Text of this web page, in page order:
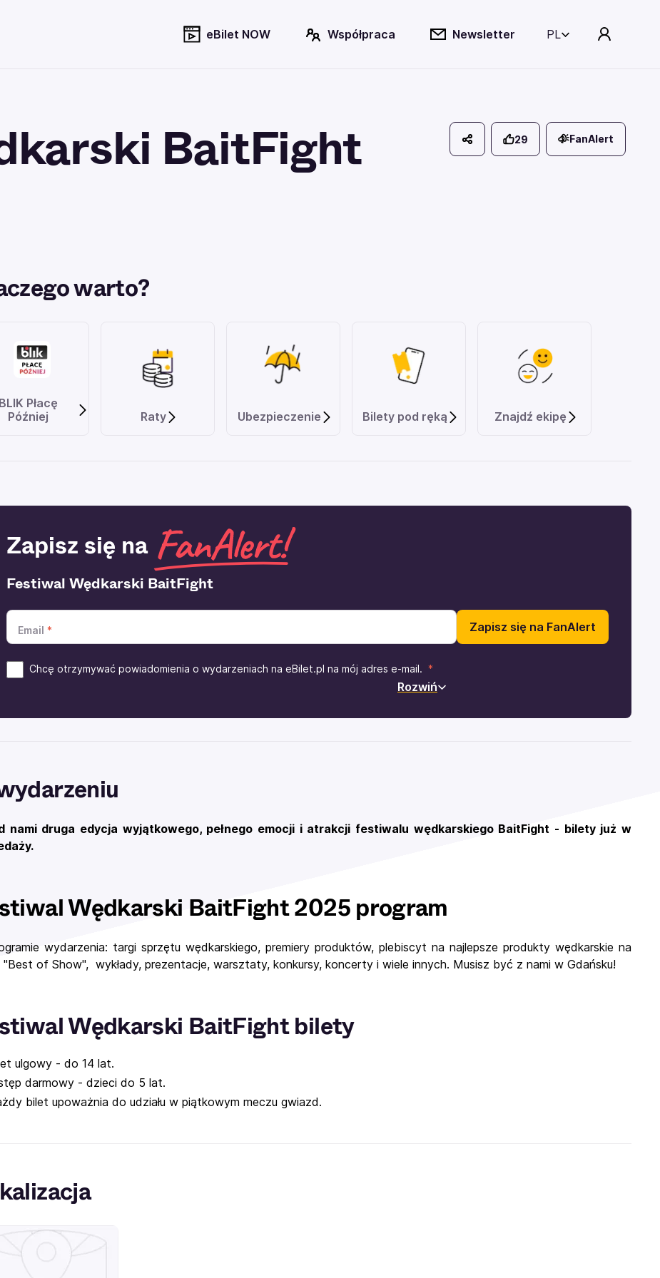
eBilet NOW Współpraca Newsletter PL
BaitFight 29 FanAlert
warto?
BLIK Płacę
Później
Raty Ubezpieczenie Bilety pod ręką Znajdź ekipę
Zapisz się na
Festiwal Wędkarski BaitFight
Email Zapisz się na FanAlert
Chcę otrzymywać powiadomienia o wydarzeniach na eBilet.pl na mój adres e-mail.
Rozwiń
nami druga edycja wyjątkowego, pełnego emocji i atrakcji festiwalu wędkarskiego BaitFight - bilety już w
Wędkarski BaitFight 2025 program
wydarzenia: targi sprzętu wędkarskiego, premiery produktów, plebiscyt na najlepsze produkty wędkarskie na
"Best of Show", wykłady, prezentacje, warsztaty, konkursy, koncerty i wiele innych. Musisz być z nami w Gdańsku!
Wędkarski BaitFight bilety
ulgowy - do 14 lat.
darmowy - dzieci do 5 lat.
bilet upoważnia do udziału w piątkowym meczu gwiazd.